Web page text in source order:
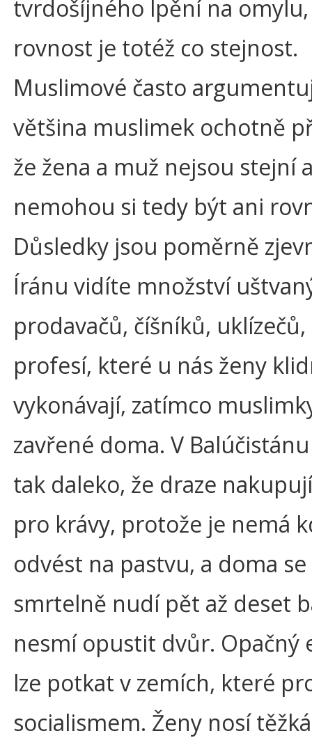
tvrdošíjného lpění na omylu,
rovnost je totéž co stejnost.
Muslimové často
většina muslimek ochotně
že žena a muž nejsou stejní
nemohou si tedy být ani
Důsledky jsou poměrně
Íránu vidíte množství
prodavačů, číšníků,
profesí, které u nás ženy
vykonávají, zatímco
zavřené doma. V
tak daleko, že draze
pro krávy, protože je nemá
odvést na pastvu, a doma se
smrtelně nudí pět až deset
nesmí opustit dvůr. Opačný
lze potkat v zemích, které
socialismem. Ženy nosí těžká